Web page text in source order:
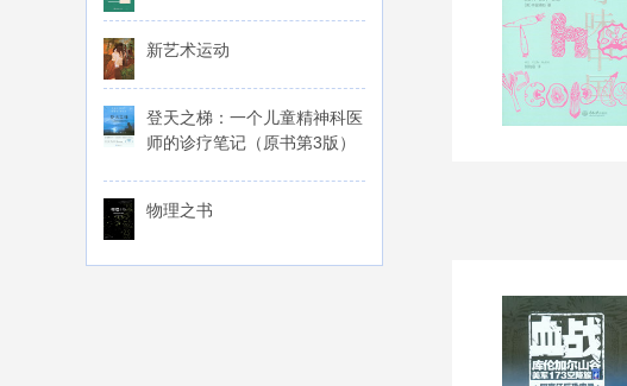
新艺术运动
登天之梯：一个儿童精神科医
师的诊疗笔记（原书第3版）
物理之书